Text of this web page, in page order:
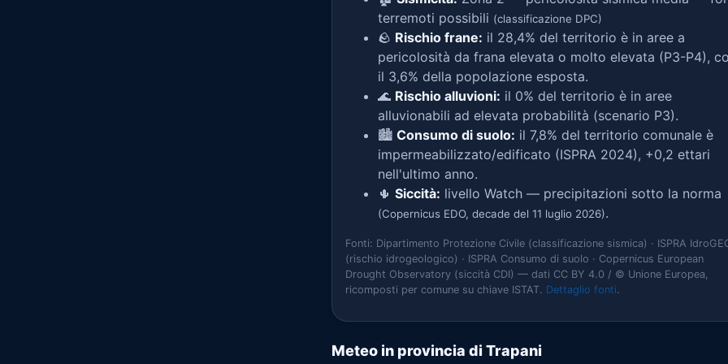
terremoti possibili (classificazione DPC)
🪨 Rischio frane: il 28,4% del territorio è in aree a
pericolosità da frana elevata o molto elevata (P3-P4),
il 3,6% della popolazione esposta.
🌊 Rischio alluvioni: il 0% del territorio è in aree
alluvionabili ad elevata probabilità (scenario P3).
🏙️ Consumo di suolo: il 7,8% del territorio comunale è
impermeabilizzato/edificato (ISPRA 2024), +0,2 ettari
nell'ultimo anno.
🌵 Siccità: livello Watch — precipitazioni sotto la norma
(Copernicus EDO, decade del 11 luglio 2026).
Fonti: Dipartimento Protezione Civile (classificazione sismica) · ISPRA
(rischio idrogeologico) · ISPRA Consumo di suolo · Copernicus European
Drought Observatory (siccità CDI) — dati CC BY 4.0 / © Unione Europea,
ricomposti per comune su chiave ISTAT. Dettaglio fonti.
Meteo in provincia di Trapani